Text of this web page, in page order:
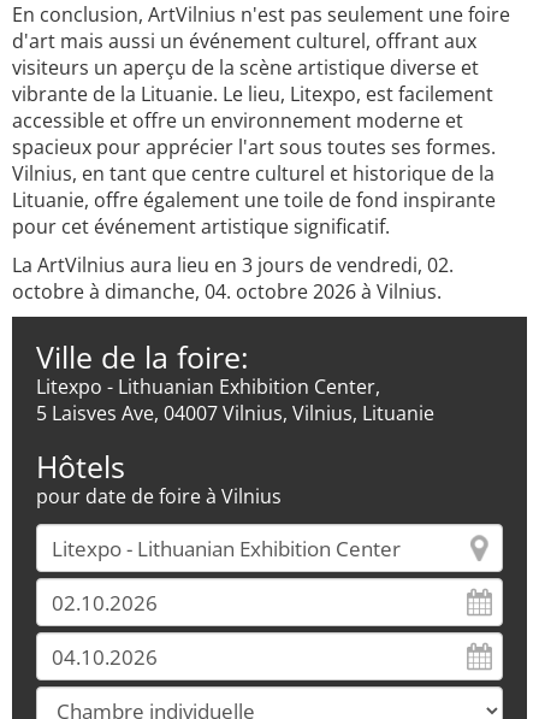
En conclusion, ArtVilnius n'est pas seulement une foire
d'art mais aussi un événement culturel, offrant aux
visiteurs un aperçu de la scène artistique diverse et
vibrante de la Lituanie. Le lieu, Litexpo, est facilement
accessible et offre un environnement moderne et
spacieux pour apprécier l'art sous toutes ses formes.
Vilnius, en tant que centre culturel et historique de la
Lituanie, offre également une toile de fond inspirante
pour cet événement artistique significatif.
La ArtVilnius aura lieu en 3 jours de vendredi, 02.
octobre à dimanche, 04. octobre 2026 à Vilnius.
Ville de la foire:
Litexpo - Lithuanian Exhibition Center,
5 Laisves Ave, 04007 Vilnius, Vilnius, Lituanie
Hôtels
pour date de foire à Vilnius